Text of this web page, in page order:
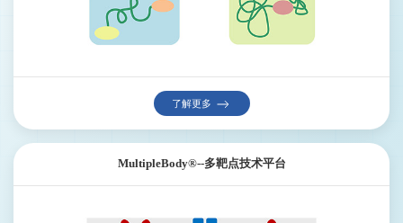
了解更多
MultipleBody®--多靶点技术平台